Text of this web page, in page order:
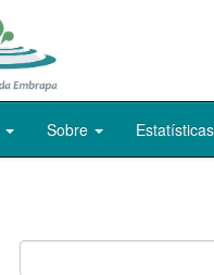
Sobre Estatísticas